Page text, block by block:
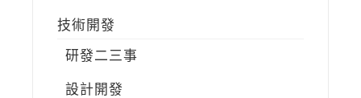
技術開發
研發二三事
設計開發